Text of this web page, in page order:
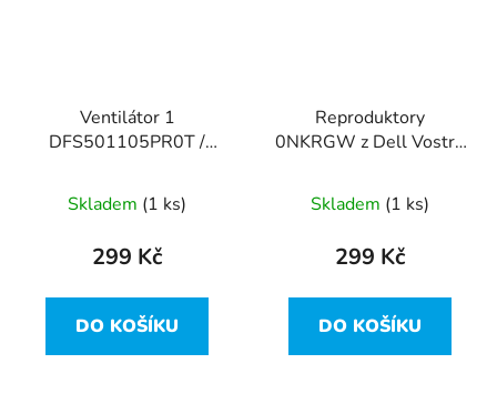
Ventilátor 1
DFS501105PR0T /
14-5480
Skladem (1 ks)
299 Kč
DO KOŠÍKU
Reproduktory
0NKRGW z Dell Vostro
Skladem (1 ks)
299 Kč
DO KOŠÍKU